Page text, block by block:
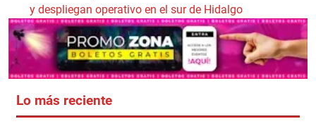
y despliegan operativo en el sur de Hidalgo
Lo más reciente